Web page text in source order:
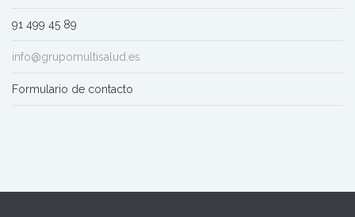
91 499 45 89
info@grupomultisalud.es
Formulario de contacto